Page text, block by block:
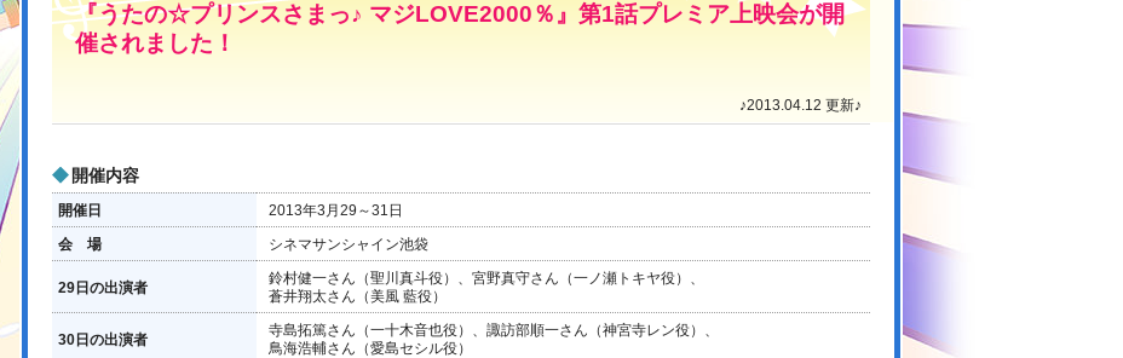
『うたの☆プリンスさまっ♪ マジLOVE2000％』第1話プレミア上映会が開
催されました！
♪2013.04.12 更新♪
開催内容
開催日
2013年3月29～31日
会 場
シネマサンシャイン池袋
29日の出演者
鈴村健一さん（聖川真斗役）、宮野真守さん（一ノ瀬トキヤ役）、
蒼井翔太さん（美風 藍役）
30日の出演者
寺島拓篤さん（一十木音也役）、諏訪部順一さん（神宮寺レン役）、
鳥海浩輔さん（愛島セシル役）